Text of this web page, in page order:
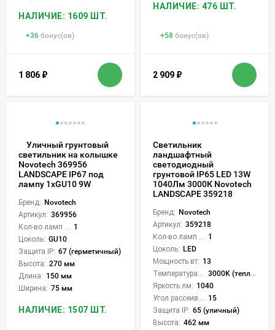
НАЛИЧИЕ: 1609 ШТ.
+36 бонус(ов)
1 806 ₽
НАЛИЧИЕ: 476 ШТ.
+58 бонус(ов)
2 909 ₽
Уличный грунтовый
светильник на колышке
Novotech 369956
LANDSCAPE IP67 под
лампу 1xGU10 9W
Бренд: Novotech
Артикул: 369956
Кол-во ламп или LED: 1
Цоколь: GU10
Защита IP: 67 (герметичный)
Высота: 270 мм
Длина: 150 мм
Ширина: 75 мм
НАЛИЧИЕ: 1507 ШТ.
Светильник
ландшафтный
светодиодный
грунтовой IP65 LED 13W
1040Лм 3000К Novotech
LANDSCAPE 359218
Бренд: Novotech
Артикул: 359218
Кол-во ламп или LED: 1
Цоколь: LED
Мощность вт: 13
Температура света:
3000K (теплый)
Яркость лм: 1040
Угол рассеивания света °:
15
Защита IP: 65 (уличный)
Высота: 462 мм